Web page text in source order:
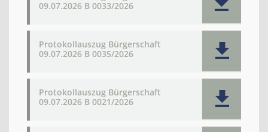
09.07.2026 B 0033/2026
Protokollauszug Bürgerschaft
09.07.2026 B 0035/2026
Protokollauszug Bürgerschaft
09.07.2026 B 0021/2026